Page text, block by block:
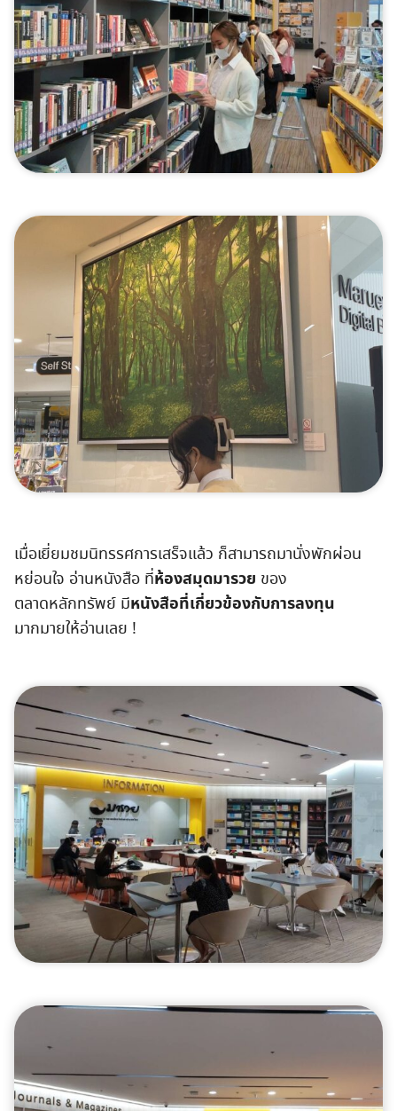
เมื่อเยี่ยมชมนิทรรศการเสร็จแล้ว ก็สามารถมานั่งพักผ่อน
หย่อนใจ อ่านหนังสือ ที่ห้องสมุดมารวย ของ
ตลาดหลักทรัพย์ มีหนังสือที่เกี่ยวข้องกับการลงทุน
มากมายให้อ่านเลย !